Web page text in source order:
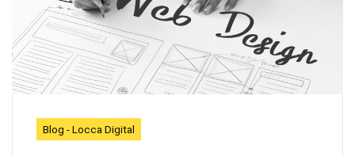
Blog - Locca Digital